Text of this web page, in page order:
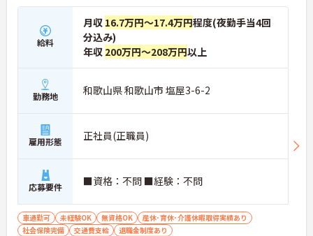
給料
月収 16.7万円～17.4万円程度(夜勤手当4回
分込み)
年収 200万円～208万円以上
勤務地 和歌山県 和歌山市 塩屋3-6-2
雇用形態 正社員(正職員)
応募要件 ■資格：不問 ■経験：不問
車通勤可 未経験OK 無資格OK
産休･育休･介護休暇取得実績あり
社会保険完備
交通費支給 退職金制度あり